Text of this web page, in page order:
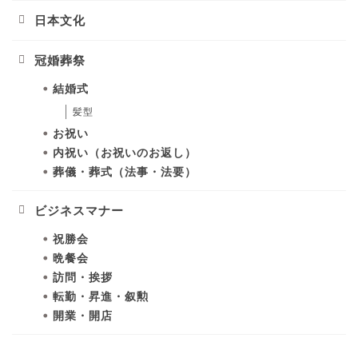
日本文化
冠婚葬祭
結婚式
髪型
お祝い
内祝い（お祝いのお返し）
葬儀・葬式（法事・法要）
ビジネスマナー
祝勝会
晩餐会
訪問・挨拶
転勤・昇進・叙勲
開業・開店